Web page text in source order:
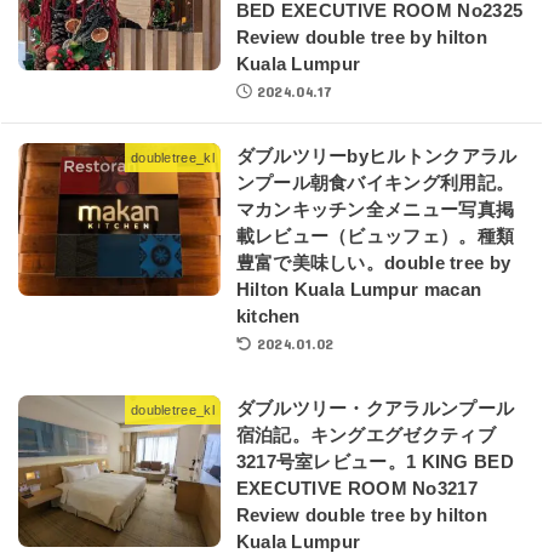
BED EXECUTIVE ROOM No2325
Review double tree by hilton
Kuala Lumpur
2024.04.17
doubletree_kl
ダブルツリーbyヒルトンクアラル
ンプール朝食バイキング利用記。
マカンキッチン全メニュー写真掲
載レビュー（ビュッフェ）。種類
豊富で美味しい。double tree by
Hilton Kuala Lumpur macan
kitchen
2024.01.02
doubletree_kl
ダブルツリー・クアラルンプール
宿泊記。キングエグゼクティブ
3217号室レビュー。1 KING BED
EXECUTIVE ROOM No3217
Review double tree by hilton
Kuala Lumpur